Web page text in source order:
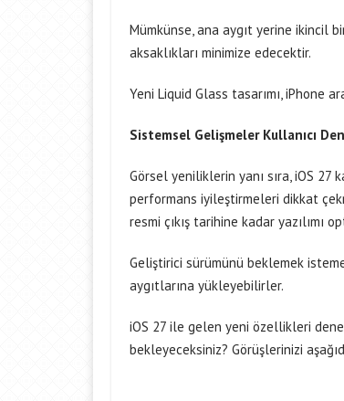
Mümkünse, ana aygıt yerine ikincil
aksaklıkları minimize edecektir.
Yeni Liquid Glass tasarımı, iPhone
Sistemsel Gelişmeler Kullanıcı
Görsel yeniliklerin yanı sıra, iOS 27
performans iyileştirmeleri dikkat
resmi çıkış tarihine kadar yazılımı
Geliştirici sürümünü beklemek
aygıtlarına yükleyebilirler.
iOS 27 ile gelen yeni özellikleri
bekleyeceksiniz? Görüşlerinizi